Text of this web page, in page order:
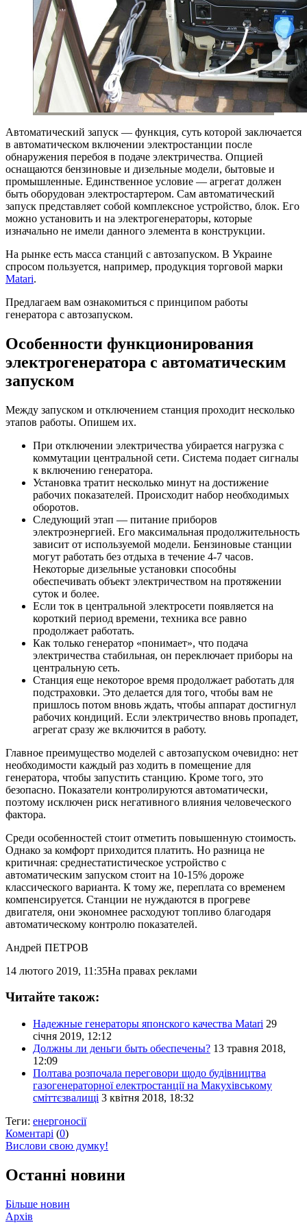
Автоматический запуск — функция, суть которой заключается
в автоматическом включении электростанции после
обнаружения перебоя в подаче электричества. Опцией
оснащаются бензиновые и дизельные модели, бытовые и
промышленные. Единственное условие — агрегат должен
быть оборудован электростартером. Сам автоматический
запуск представляет собой комплексное устройство, блок. Его
можно установить и на электрогенераторы, которые
изначально не имели данного элемента в конструкции.
На рынке есть масса станций с автозапуском. В Украине
спросом пользуется, например, продукция торговой марки
Matari.
Предлагаем вам ознакомиться с принципом работы
генератора с автозапуском.
Особенности функционирования
электрогенератора с автоматическим
запуском
Между запуском и отключением станция проходит несколько
этапов работы. Опишем их.
При отключении электричества убирается нагрузка с
коммутации центральной сети. Система подает сигналы
к включению генератора.
Установка тратит несколько минут на достижение
рабочих показателей. Происходит набор необходимых
оборотов.
Следующий этап — питание приборов
электроэнергией. Его максимальная продолжительность
зависит от используемой модели. Бензиновые станции
могут работать без отдыха в течение 4-7 часов.
Некоторые дизельные установки способны
обеспечивать объект электричеством на протяжении
суток и более.
Если ток в центральной электросети появляется на
короткий период времени, техника все равно
продолжает работать.
Как только генератор «понимает», что подача
электричества стабильная, он переключает приборы на
центральную сеть.
Станция еще некоторое время продолжает работать для
подстраховки. Это делается для того, чтобы вам не
пришлось потом вновь ждать, чтобы аппарат достигнул
рабочих кондиций. Если электричество вновь пропадет,
агрегат сразу же включится в работу.
Главное преимущество моделей с автозапуском очевидно: нет
необходимости каждый раз ходить в помещение для
генератора, чтобы запустить станцию. Кроме того, это
безопасно. Показатели контролируются автоматически,
поэтому исключен риск негативного влияния человеческого
фактора.
Среди особенностей стоит отметить повышенную стоимость.
Однако за комфорт приходится платить. Но разница не
критичная: среднестатистическое устройство с
автоматическим запуском стоит на 10-15% дороже
классического варианта. К тому же, переплата со временем
компенсируется. Станции не нуждаются в прогреве
двигателя, они экономнее расходуют топливо благодаря
автоматическому контролю показателей.
Андрей ПЕТРОВ
14 лютого 2019, 11:35На правах реклами
Читайте також:
Надежные генераторы японского качества Matari 29
січня 2019, 12:12
Должны ли деньги быть обеспечены? 13 травня 2018,
12:09
Полтава розпочала переговори щодо будівництва
газогенераторної електростанції на Макухівському
сміттєзвалищі 3 квітня 2018, 18:32
Теги: енергоносії
Коментарі (0)
Вислови свою думку!
Останні новини
Більше новин
Архів